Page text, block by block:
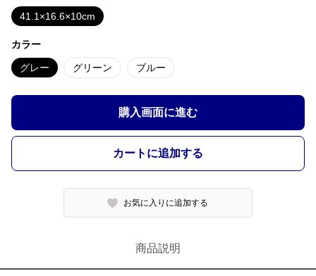
41.1×16.6×10cm
カラー
グレー グリーン ブルー
購入画面に進む
カートに追加する
お気に入りに追加する
商品説明